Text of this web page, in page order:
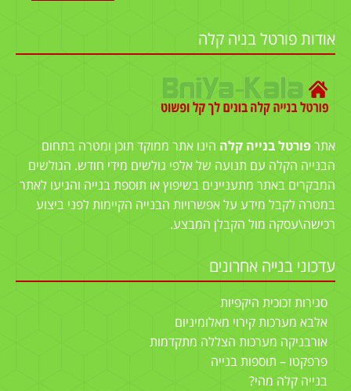
אודות פורטל בניה קלה
אתר פורטל בנייה קלה הינו אתר ממוקד תוכן ומטרה בתחום
הבנייה הקלה עם תנועה של אלפי גולשים מידי חודש. הגולשים
המבקרים באתר מתעניינים בשיפוץ או תוספת בנייה והגיעו לאתר
במטרה לקבל מידע על אפשרויות הבנייה הקיימות לפני ביצוע
רכישה\עסקה מול הקבלן המבצע.
עדכוני בנייה אחרונים
סגירות זכוכית היקפיות
אלבא מערכות קירוי מאלומיניום
אורבניקה מערכות הצללה מתקדמות
פרפקטו – תוספות בנייה
בנייה קלה מהי?